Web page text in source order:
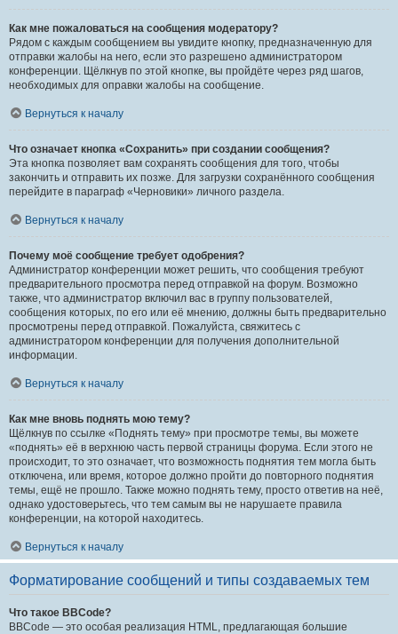
Как мне пожаловаться на сообщения модератору?
Рядом с каждым сообщением вы увидите кнопку, предназначенную для
отправки жалобы на него, если это разрешено администратором
конференции. Щёлкнув по этой кнопке, вы пройдёте через ряд шагов,
необходимых для оправки жалобы на сообщение.
Вернуться к началу
Что означает кнопка «Сохранить» при создании сообщения?
Эта кнопка позволяет вам сохранять сообщения для того, чтобы
закончить и отправить их позже. Для загрузки сохранённого сообщения
перейдите в параграф «Черновики» личного раздела.
Вернуться к началу
Почему моё сообщение требует одобрения?
Администратор конференции может решить, что сообщения требуют
предварительного просмотра перед отправкой на форум. Возможно
также, что администратор включил вас в группу пользователей,
сообщения которых, по его или её мнению, должны быть предварительно
просмотрены перед отправкой. Пожалуйста, свяжитесь с
администратором конференции для получения дополнительной
информации.
Вернуться к началу
Как мне вновь поднять мою тему?
Щёлкнув по ссылке «Поднять тему» при просмотре темы, вы можете
«поднять» её в верхнюю часть первой страницы форума. Если этого не
происходит, то это означает, что возможность поднятия тем могла быть
отключена, или время, которое должно пройти до повторного поднятия
темы, ещё не прошло. Также можно поднять тему, просто ответив на неё,
однако удостоверьтесь, что тем самым вы не нарушаете правила
конференции, на которой находитесь.
Вернуться к началу
Форматирование сообщений и типы создаваемых тем
Что такое BBCode?
BBCode — это особая реализация HTML, предлагающая большие